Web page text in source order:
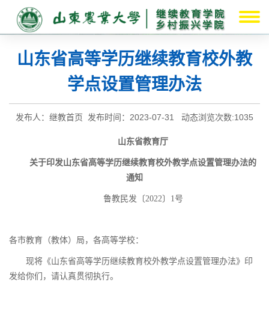
山东省高等学历继续教育校外教
学点设置管理办法
发布人：继教首页 发布时间：2023-07-31 动态浏览次数:1035
山东省教育厅
关于印发山东省高等学历继续教育校外教学点设置管理办法的
通知
鲁教民发〔2022〕1号
各市教育（教体）局，各高等学校：
现将《山东省高等学历继续教育校外教学点设置管理办法》印
发给你们，请认真贯彻执行。